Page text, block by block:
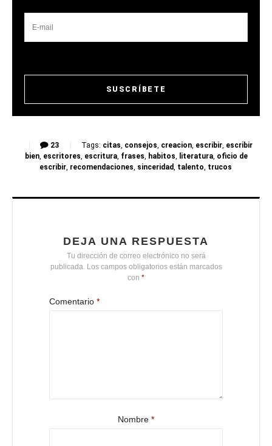
23 Tags: citas, consejos, creacion, escribir, escribir
bien, escritores, escritura, frases, habitos, literatura, oficio de
escribir, recomendaciones, sinceridad, talento, trucos
DEJA UNA RESPUESTA
Tu dirección de correo electrónico no será
publicada. Los campos obligatorios están marcados
con *
Comentario *
Nombre *